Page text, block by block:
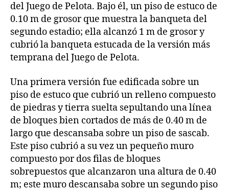
del Juego de Pelota. Bajo él, un piso de estuco de
0.10 m de grosor que muestra la banqueta del
segundo estadio; ella alcanzó 1 m de grosor y
cubrió la banqueta estucada de la versión más
temprana del Juego de Pelota.
Una primera versión fue edificada sobre un
piso de estuco que cubrió un relleno compuesto
de piedras y tierra suelta sepultando una línea
de bloques bien cortados de más de 0.40 m de
largo que descansaba sobre un piso de sascab.
Este piso cubrió a su vez un pequeño muro
compuesto por dos filas de bloques
sobrepuestos que alcanzaron una altura de 0.40
m; este muro descansaba sobre un segundo piso